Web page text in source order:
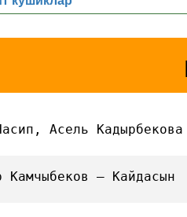
Асель
Камчыбеков — Кайдасын